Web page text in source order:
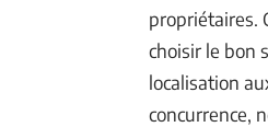
propriétaires.
choisir le bon
localisation
concurrence,